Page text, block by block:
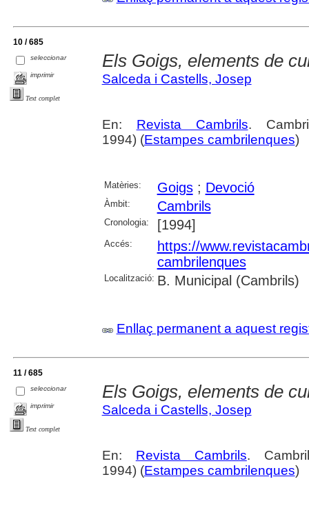
10 / 685
seleccionar
imprimir
Text complet
Els Goigs, elements de
Salceda i Castells, Josep
En: Revista Cambrils.
1994) (Estampes cambrilenques)
Matèries: Goigs; Devoció
Àmbit: Cambrils
Cronologia: [1994]
Accés:
https://
cambrilenques
Localització: B. Municipal (Cambrils)
Enllaç permanent a aquest
11 / 685
seleccionar
imprimir
Text complet
Els Goigs, elements de
Salceda i Castells, Josep
En: Revista Cambrils.
1994) (Estampes cambrilenques)